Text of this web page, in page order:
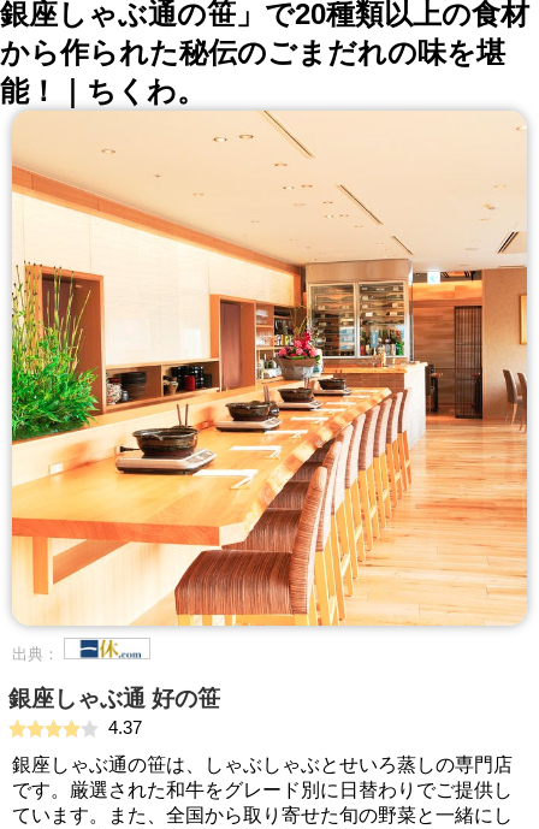
銀座しゃぶ通の笹」で20種類以上の食材
から作られた秘伝のごまだれの味を堪
能！｜ちくわ。
出典：
銀座しゃぶ通 好の笹
4.37
銀座しゃぶ通の笹は、しゃぶしゃぶとせいろ蒸しの専門店
です。厳選された和牛をグレード別に日替わりでご提供し
ています。また、全国から取り寄せた旬の野菜と一緒にし